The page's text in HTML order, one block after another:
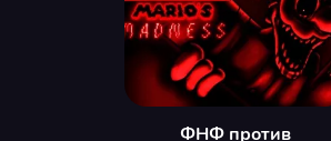
ФНФ против